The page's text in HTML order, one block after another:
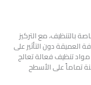
بالتنظيف، مع التركيز
العميقة دون التأثير على
تنظيف فعالة تعالج
تماماً على الأسطح